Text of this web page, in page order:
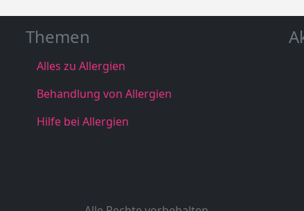
Themen
Alles zu Allergien
Behandlung von Allergien
Hilfe bei Allergien